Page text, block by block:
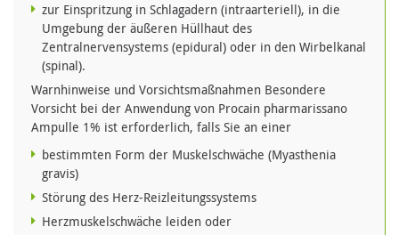
zur Einspritzung in Schlagadern (intraarteriell), in die
Umgebung der äußeren Hüllhaut des
Zentralnervensystems (epidural) oder in den Wirbelkanal
(spinal).
Warnhinweise und Vorsichtsmaßnahmen Besondere
Vorsicht bei der Anwendung von Procain pharmarissano
Ampulle 1% ist erforderlich, falls Sie an einer
bestimmten Form der Muskelschwäche (Myasthenia
gravis)
Störung des Herz-Reizleitungssystems
Herzmuskelschwäche leiden oder